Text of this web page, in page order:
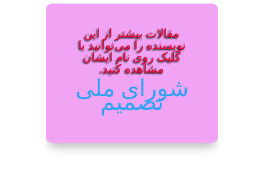
مقالات بیشتر از این
نویسنده را می‌توانید با
کلیک روی نام ایشان
مشاهده کنید.
شورای ملی
تصمیم